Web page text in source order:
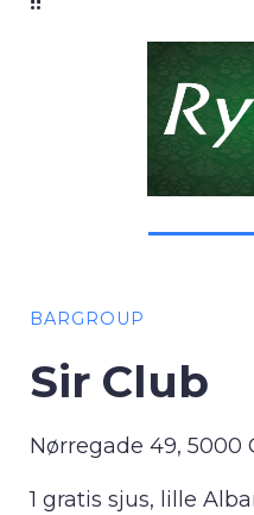
BARGROUP
Sir Club
Nørregade 49, 5000
1 gratis sjus, lille